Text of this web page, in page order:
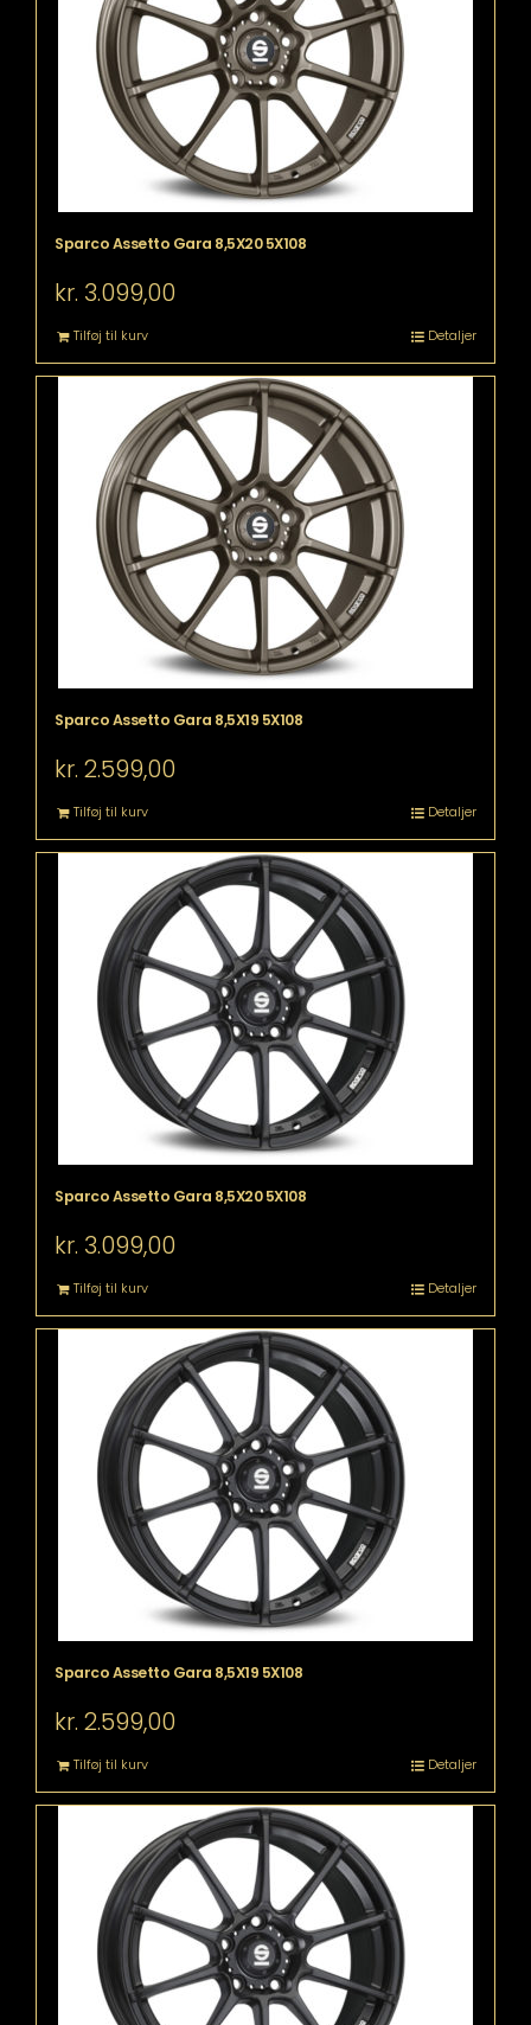
Sparco Assetto Gara 8,5X20 5X108
kr. 3.099,00
Tilføj til kurv Detaljer
Sparco Assetto Gara 8,5X19 5X108
kr. 2.599,00
Tilføj til kurv Detaljer
Sparco Assetto Gara 8,5X20 5X108
kr. 3.099,00
Tilføj til kurv Detaljer
Sparco Assetto Gara 8,5X19 5X108
kr. 2.599,00
Tilføj til kurv Detaljer